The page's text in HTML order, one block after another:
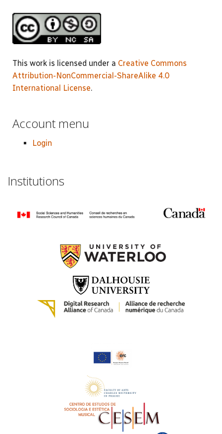
This work is licensed under a Creative Commons
Attribution-NonCommercial-ShareAlike 4.0
International License.
Account menu
Login
Institutions